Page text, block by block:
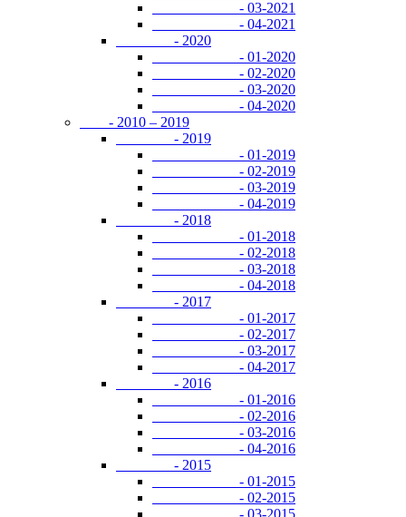
- 03-2021
- 04-2021
- 2020
- 01-2020
- 02-2020
- 03-2020
- 04-2020
- 2010 – 2019
- 2019
- 01-2019
- 02-2019
- 03-2019
- 04-2019
- 2018
- 01-2018
- 02-2018
- 03-2018
- 04-2018
- 2017
- 01-2017
- 02-2017
- 03-2017
- 04-2017
- 2016
- 01-2016
- 02-2016
- 03-2016
- 04-2016
- 2015
- 01-2015
- 02-2015
- 03-2015